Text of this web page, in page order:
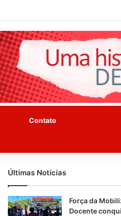
Contato
Últimas Notícias
Força da
Docente